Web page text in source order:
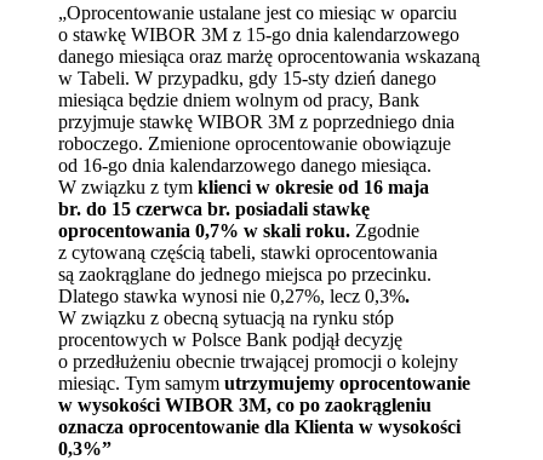
„Oprocentowanie ustalane jest co miesiąc w oparciu
o stawkę WIBOR 3M z 15-go dnia kalendarzowego
danego miesiąca oraz marżę oprocentowania wskazaną
w Tabeli. W przypadku, gdy 15-sty dzień danego
miesiąca będzie dniem wolnym od pracy, Bank
przyjmuje stawkę WIBOR 3M z poprzedniego dnia
roboczego. Zmienione oprocentowanie obowiązuje
od 16-go dnia kalendarzowego danego miesiąca.
W związku z tym klienci w okresie od 16 maja
br. do 15 czerwca br. posiadali stawkę
oprocentowania 0,7% w skali roku. Zgodnie
z cytowaną częścią tabeli, stawki oprocentowania
są zaokrąglane do jednego miejsca po przecinku.
Dlatego stawka wynosi nie 0,27%, lecz 0,3%.
W związku z obecną sytuacją na rynku stóp
procentowych w Polsce Bank podjął decyzję
o przedłużeniu obecnie trwającej promocji o kolejny
miesiąc. Tym samym utrzymujemy oprocentowanie
w wysokości WIBOR 3M, co po zaokrągleniu
oznacza oprocentowanie dla Klienta w wysokości
0,3%”